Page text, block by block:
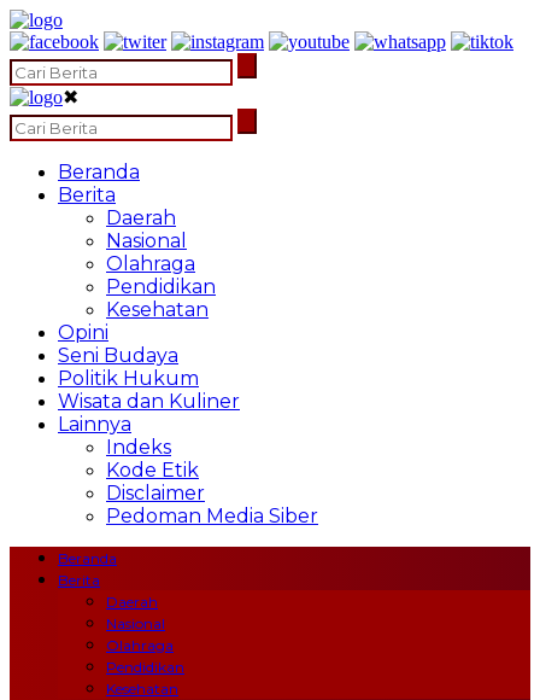
✖
Beranda
Berita
Daerah
Nasional
Olahraga
Pendidikan
Kesehatan
Opini
Seni Budaya
Politik Hukum
Wisata dan Kuliner
Lainnya
Indeks
Kode Etik
Disclaimer
Pedoman Media Siber
Beranda
Berita
Daerah
Nasional
Olahraga
Pendidikan
Kesehatan